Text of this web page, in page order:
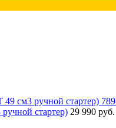
стартер) 29 990 руб.